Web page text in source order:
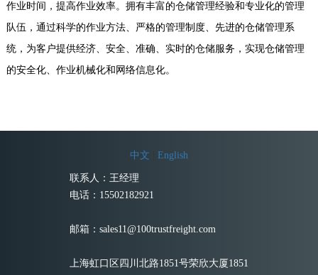
作业时间，提高作业效率。拥有丰富的仓储管理经验和专业化的管理
队伍，通过科学的作业方法、严格的管理制度、先进的仓储管理系
统，为客户提供经济、安全、准确、实时的仓储服务，实现仓储管理
的安全化、作业机械化和网络信息化。
中文 English
联系人：王经理
电话：15502182921
邮箱：sales11@100trustfreight.com
上海虹口区四川北路1851号荣欣大厦1851